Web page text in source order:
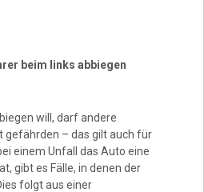
beim links abbiegen
will, darf andere
gefährden – das gilt auch für
einem Unfall das Auto eine
gibt es Fälle, in denen der
folgt aus einer